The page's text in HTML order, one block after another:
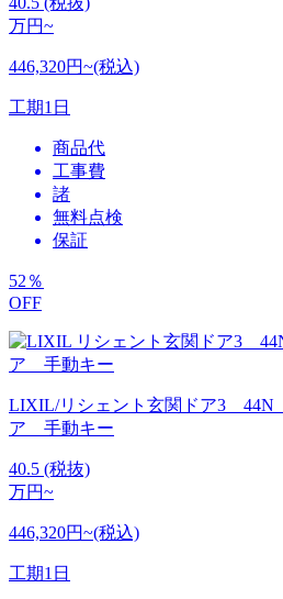
万円~
446,320円~(税込)
工期1日
商品代
工事費
諸
無料点検
保証
52 ％
OFF
LIXIL/リシェント玄関ドア3
ア 手動キー
40.5 (税抜)
万円~
446,320円~(税込)
工期1日